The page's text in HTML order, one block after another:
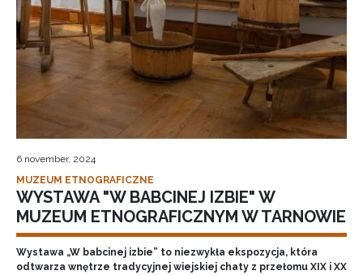
6 november, 2024
MUZEUM ETNOGRAFICZNE
WYSTAWA "W BABCINEJ IZBIE" W
MUZEUM ETNOGRAFICZNYM W TARNOWIE
Wystawa „W babcinej izbie” to niezwykła ekspozycja, która
odtwarza wnętrze tradycyjnej wiejskiej chaty z przełomu XIX i XX